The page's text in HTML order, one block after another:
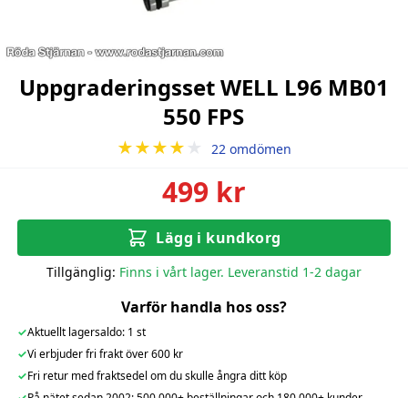
Uppgraderingsset WELL L96 MB01
550 FPS
★★★★ ★ 22 omdömen
499 kr
Lägg i kundkorg
Tillgänglig: Finns i vårt lager. Leveranstid 1-2 dagar
Varför handla hos oss?
✓Aktuellt lagersaldo: 1 st
✓Vi erbjuder fri frakt över 600 kr
✓Fri retur med fraktsedel om du skulle ångra ditt köp